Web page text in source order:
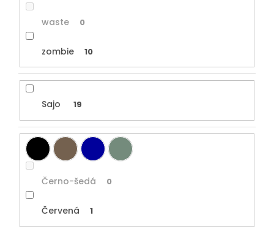
waste 0
zombie 10
Sajo 19
Černo-šedá 0
Červená 1